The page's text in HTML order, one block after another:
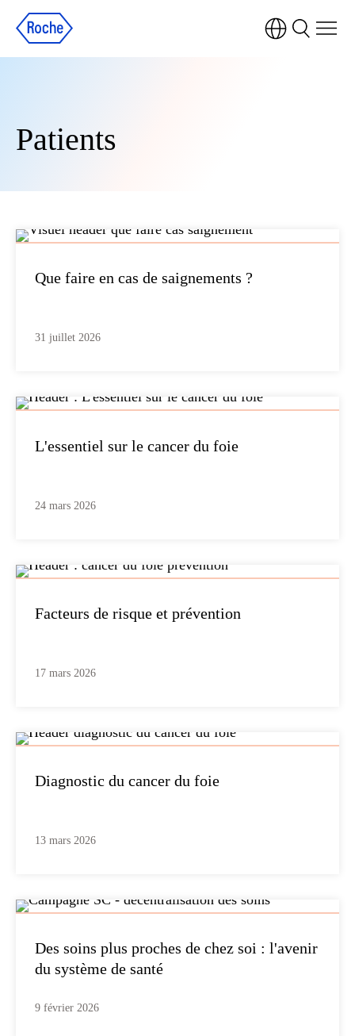
Patients
Que faire en cas de saignements ?
31 juillet 2026
L'essentiel sur le cancer du foie
24 mars 2026
Facteurs de risque et prévention
17 mars 2026
Diagnostic du cancer du foie
13 mars 2026
Des soins plus proches de chez soi : l'avenir
du système de santé
9 février 2026